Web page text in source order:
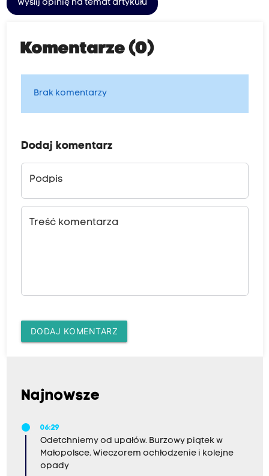
Wyślij opinię na temat artykułu
Komentarze (0)
Brak komentarzy
Dodaj komentarz
Podpis
Treść komentarza
DODAJ KOMENTARZ
Najnowsze
06:29
Odetchniemy od upałów. Burzowy piątek w
Małopolsce. Wieczorem ochłodzenie i kolejne
opady